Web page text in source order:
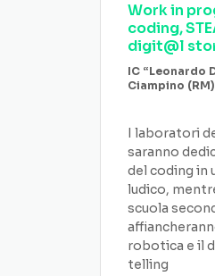
Work in
coding,
digit@l
IC “Leonardo
Ciampino (RM)
I laboratori
saranno
del coding in
ludico,
scuola
robotica e il
telling